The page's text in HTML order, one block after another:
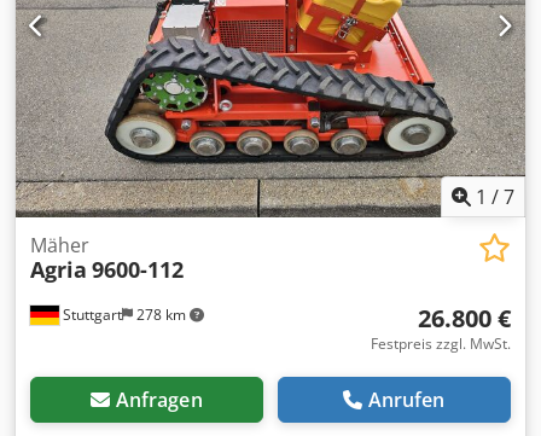
EUR zzgl. MwSt. | EXW Einbeck | Lieferung auf Anfrage
1 /7
Stuttgart 278 km
Mäher
Agria 9600-112
26.800 €
Festpreis zzgl. MwSt.
Anfragen Anrufen